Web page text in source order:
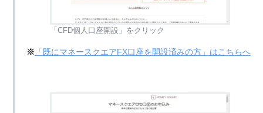
「CFD個人口座開設」をクリック
※ 「既にマネースクエアFX口座を開設済みの方」はこちらへ